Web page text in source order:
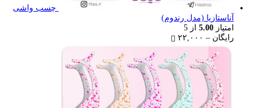
چسب واشی
آناستازیا (مدل رندوم)
امتیاز 5.00 از 5
رایگان – ۲۲,۰۰۰
range:
رایگان
through
۲۲,۰۰۰ تومان